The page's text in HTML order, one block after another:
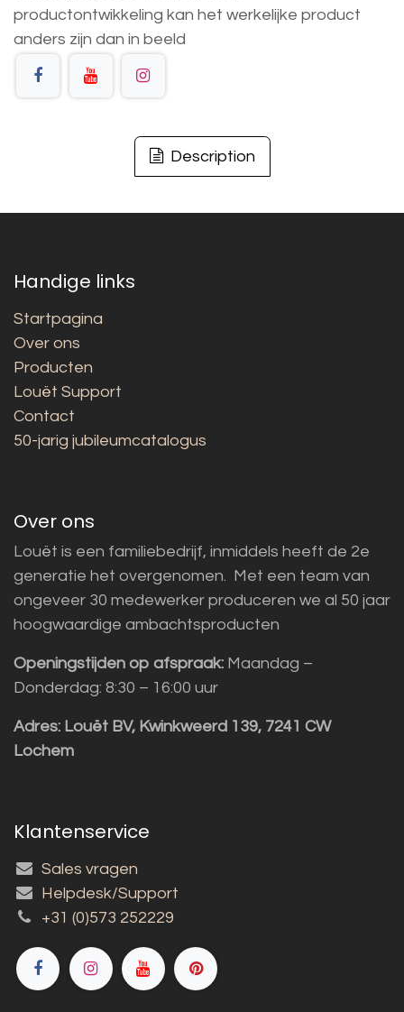
productontwikkeling kan het werkelijke product
anders zijn dan in beeld
Description
Handige links
Startpagina
Over ons
Producten
Louët Support
Contact
50-jarig jubileumcatalogus
Over ons
Louët is een familiebedrijf, inmiddels heeft de 2e
generatie het overgenomen. Met een team van
ongeveer 30 medewerker produceren we al 50 jaar
hoogwaardige ambachtsproducten
Openingstijden op afspraak: Maandag –
Donderdag: 8:30 – 16:00 uur
Adres: Louët BV, Kwinkweerd 139, 7241 CW
Lochem
Klantenservice
Sales vragen
Helpdesk/Support
+31 (0)573 252229